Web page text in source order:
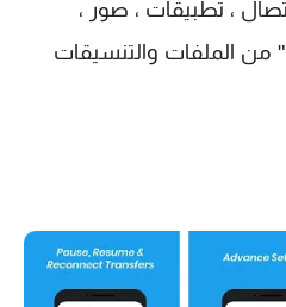
، تطبيقات ، صور ،
من الملفات والتنسيقات